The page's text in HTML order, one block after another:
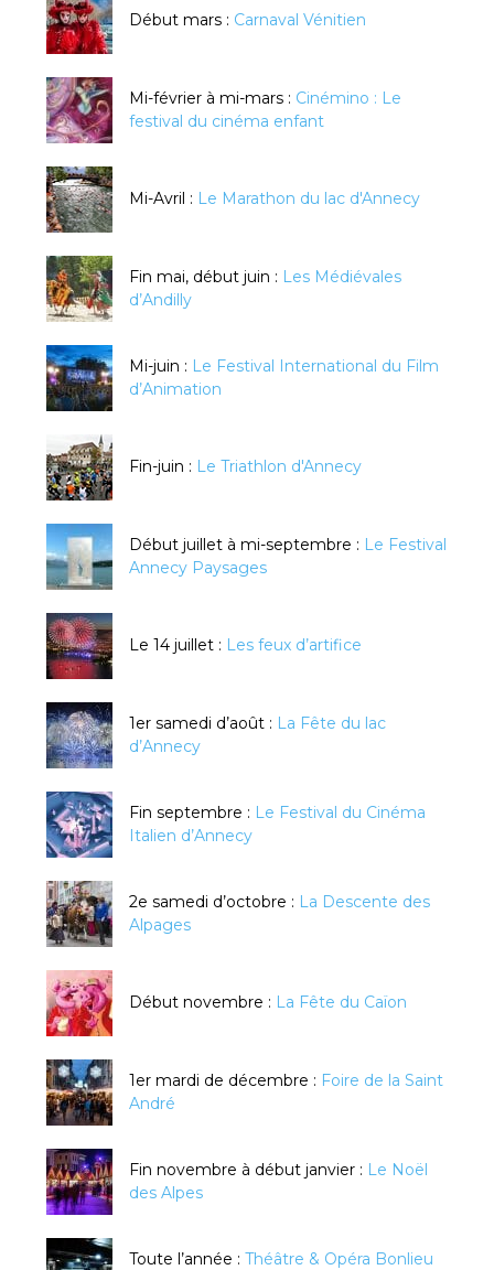
Début mars : Carnaval Vénitien
Mi-février à mi-mars : Cinémino : Le
festival du cinéma enfant
Mi-Avril : Le Marathon du lac d'Annecy
Fin mai, début juin : Les Médiévales
d’Andilly
Mi-juin : Le Festival International du Film
d’Animation
Fin-juin : Le Triathlon d'Annecy
Début juillet à mi-septembre : Le Festival
Annecy Paysages
Le 14 juillet : Les feux d’artifice
1er samedi d’août : La Fête du lac
d’Annecy
Fin septembre : Le Festival du Cinéma
Italien d’Annecy
2e samedi d’octobre : La Descente des
Alpages
Début novembre : La Fête du Caïon
1er mardi de décembre : Foire de la Saint
André
Fin novembre à début janvier : Le Noël
des Alpes
Toute l’année : Théâtre & Opéra Bonlieu